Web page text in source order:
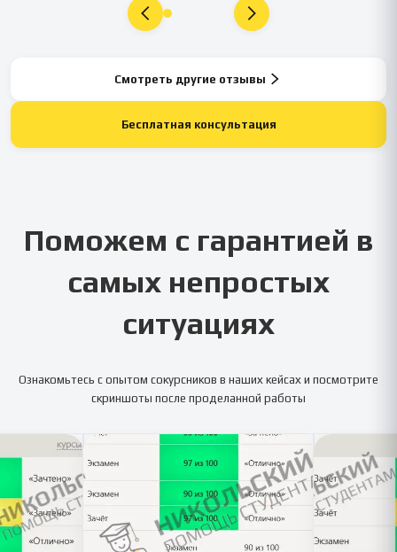
Смотреть другие отзывы
Бесплатная консультация
Поможем с гарантией в
самых непростых
ситуациях
Ознакомьтесь с опытом сокурсников в наших кейсах и посмотрите
скриншоты после проделанной работы